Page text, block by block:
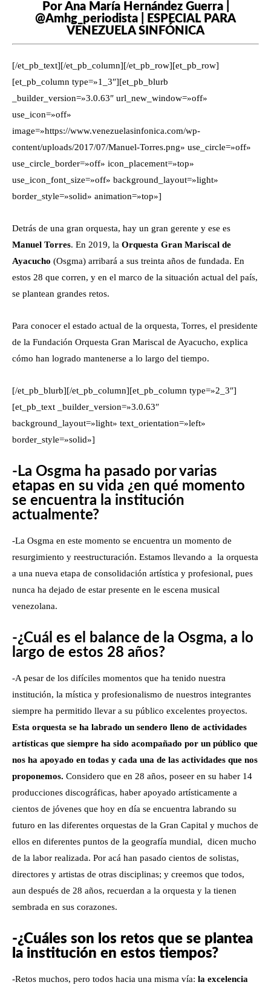
Por Ana María Hernández Guerra |
@Amhg_periodista | ESPECIAL PARA
VENEZUELA SINFÓNICA
[/et_pb_text][/et_pb_column][/et_pb_row][et_pb_row]
[et_pb_column type=»1_3″][et_pb_blurb
_builder_version=»3.0.63″ url_new_window=»off»
use_icon=»off»
image=»https://www.venezuelasinfonica.com/wp-
content/uploads/2017/07/Manuel-Torres.png» use_circle=»off»
use_circle_border=»off» icon_placement=»top»
use_icon_font_size=»off» background_layout=»light»
border_style=»solid» animation=»top»]
Detrás de una gran orquesta, hay un gran gerente y ese es
Manuel Torres. En 2019, la Orquesta Gran Mariscal de
Ayacucho (Osgma) arribará a sus treinta años de fundada. En
estos 28 que corren, y en el marco de la situación actual del país,
se plantean grandes retos.
Para conocer el estado actual de la orquesta, Torres, el presidente
de la Fundación Orquesta Gran Mariscal de Ayacucho, explica
cómo han logrado mantenerse a lo largo del tiempo.
[/et_pb_blurb][/et_pb_column][et_pb_column type=»2_3″]
[et_pb_text _builder_version=»3.0.63″
background_layout=»light» text_orientation=»left»
border_style=»solid»]
-La Osgma ha pasado por varias
etapas en su vida ¿en qué momento
se encuentra la institución
actualmente?
-La Osgma en este momento se encuentra un momento de
resurgimiento y reestructuración. Estamos llevando a la orquesta
a una nueva etapa de consolidación artística y profesional, pues
nunca ha dejado de estar presente en le escena musical
venezolana.
-¿Cuál es el balance de la Osgma, a lo
largo de estos 28 años?
-A pesar de los difíciles momentos que ha tenido nuestra
institución, la mística y profesionalismo de nuestros integrantes
siempre ha permitido llevar a su público excelentes proyectos.
Esta orquesta se ha labrado un sendero lleno de actividades
artísticas que siempre ha sido acompañado por un público que
nos ha apoyado en todas y cada una de las actividades que nos
proponemos. Considero que en 28 años, poseer en su haber 14
producciones discográficas, haber apoyado artísticamente a
cientos de jóvenes que hoy en día se encuentra labrando su
futuro en las diferentes orquestas de la Gran Capital y muchos de
ellos en diferentes puntos de la geografía mundial, dicen mucho
de la labor realizada. Por acá han pasado cientos de solistas,
directores y artistas de otras disciplinas; y creemos que todos,
aun después de 28 años, recuerdan a la orquesta y la tienen
sembrada en sus corazones.
-¿Cuáles son los retos que se plantea
la institución en estos tiempos?
-Retos muchos, pero todos hacia una misma vía: la excelencia